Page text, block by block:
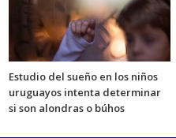
Estudio del sueño en los niños
uruguayos intenta determinar
si son alondras o búhos